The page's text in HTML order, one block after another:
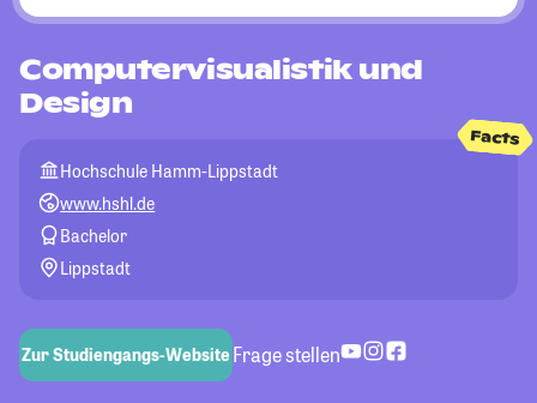
Computervisualistik und
Design
Facts
Hochschule Hamm-Lippstadt
www.hshl.de
Bachelor
Lippstadt
Zur Studiengangs-WebsiteFrage stellen